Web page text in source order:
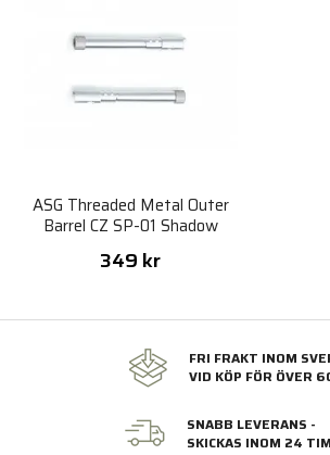
ASG Threaded Metal Outer
Barrel CZ SP-01 Shadow
349 kr
FRI FRAKT INOM
VID KÖP FÖR ÖVER
SNABB LEVERANS -
SKICKAS INOM 24